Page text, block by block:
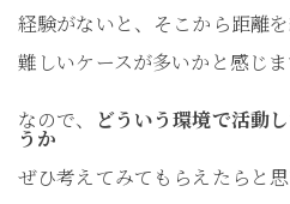
経験がないと、そこから距離
難しいケースが多いかと感じま
なので、 どういう環境で活動
うか
ぜひ考えてみてもらえたらと思